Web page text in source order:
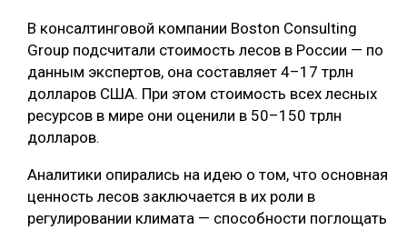
ЦИФРОВАЯ СРЕДА
БИОЭНЕРГЕТИКА
ЛЕСОВОССТАНОВЛЕНИЕ И ЗАЩИТА
ЛОГИСТИКА
ЦБП
РУБРИКИ
ТЕМАТИЧЕСКИЕ ПРОЕКТЫ
ПОДБОРКИ СТАТЕЙ
В консалтинговой компании Boston Consulting
Group подсчитали стоимость лесов в России — по
данным экспертов, она составляет 4–17 трлн
долларов США. При этом стоимость всех лесных
ресурсов в мире они оценили в 50–150 трлн
долларов.
Аналитики опирались на идею о том, что основная
ценность лесов заключается в их роли в
регулировании климата — способности поглощать